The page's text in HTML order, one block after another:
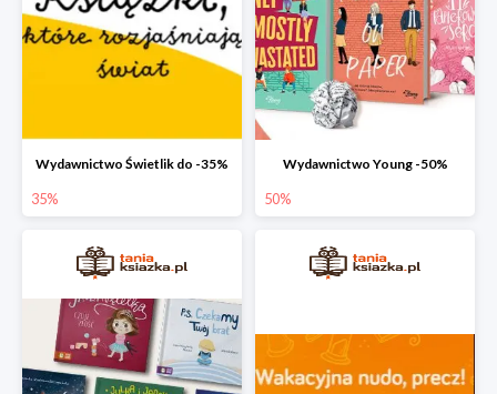
Wydawnictwo Świetlik do -35%
35%
Wydawnictwo Young -50%
50%